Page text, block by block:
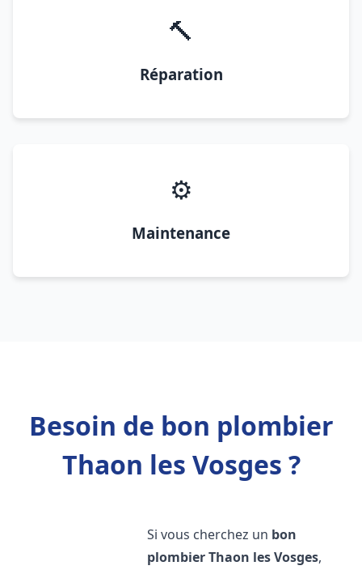
🔨
Réparation
⚙️
Maintenance
Besoin de bon plombier
Thaon les Vosges ?
Si vous cherchez un bon
plombierThaon les Vosges,